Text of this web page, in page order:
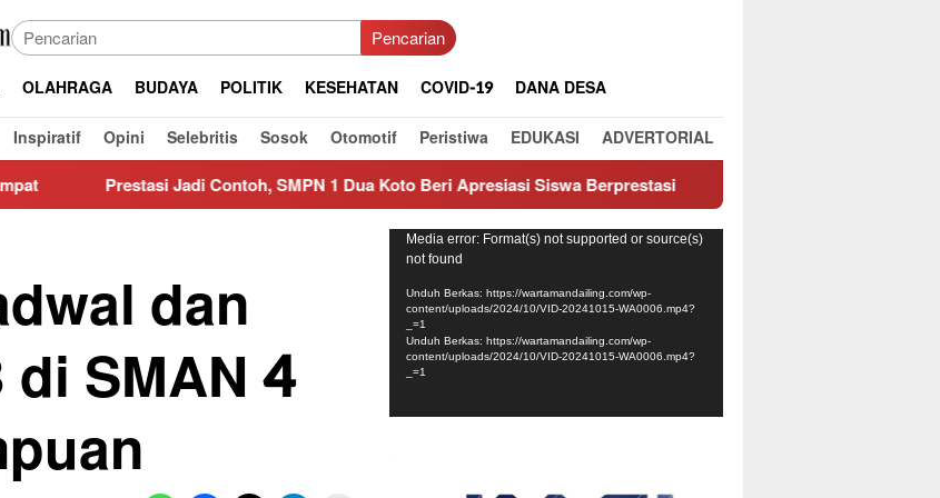
Pencarian
OLAHRAGA BUDAYA POLITIK KESEHATAN COVID-19
DANA DESA
Inspiratif Opini Selebritis Sosok Otomotif Peristiwa EDUKASI ADVERTORIAL
Jadi Contoh, SMPN 1 Dua Koto Beri Apresiasi Siswa Berprestasi Pesona Matahari Terbenam di Puncak
dan
SMAN 4
Pemutar
Video
Media error: Format(s) not supported or source(s)
not found
Unduh Berkas: https://wartamandailing.com/wp-
content/uploads/2024/10/VID-20241015-WA0006.mp4?
_=1
Unduh Berkas: https://wartamandailing.com/wp-
content/uploads/2024/10/VID-20241015-WA0006.mp4?
_=1